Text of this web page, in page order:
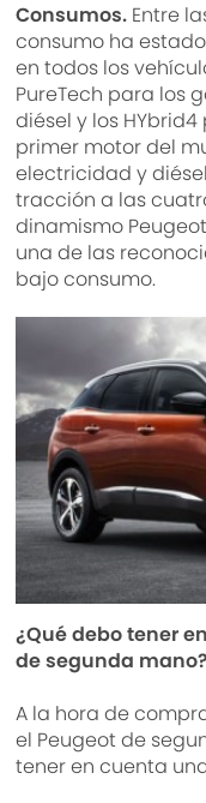
Consumos. Entre
consumo ha
en todos los
PureTech para los
diésel y los
primer motor del
electricidad y
tracción a las
dinamismo
una de las
bajo consumo.
¿Qué debo tener
de segunda mano?
A la hora de
el Peugeot de
tener en cuenta